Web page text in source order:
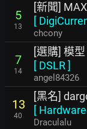
5
13
[新聞]
[
chcony
7
14
[選購] 模
[ DSLR]
angel84326
13
40
[黑名]
[
Draculalu